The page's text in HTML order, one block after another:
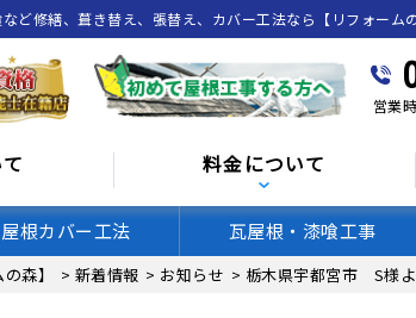
ど修繕、葺き替え、張替え、カバー工法なら【リフォー
営業
料金について
屋根カバー工法 瓦屋根・漆喰工事
森】 > 新着情報 > お知らせ > 栃木県宇都宮市 S様